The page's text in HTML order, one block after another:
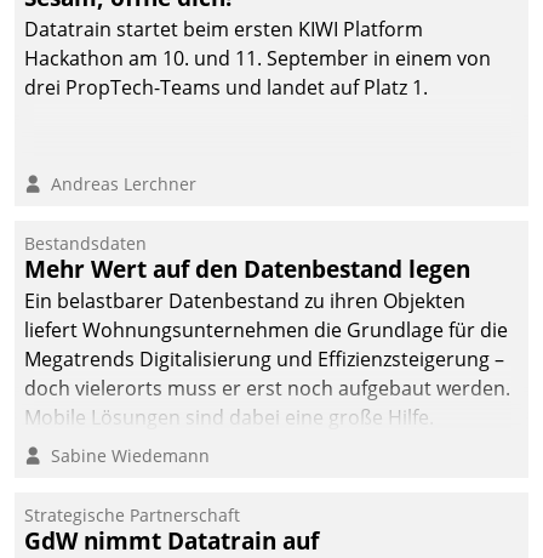
Datatrain startet beim ersten KIWI Platform
Hackathon am 10. und 11. September in einem von
drei PropTech-Teams und landet auf Platz 1.
Andreas Lerchner
Bestandsdaten
Mehr Wert auf den Datenbestand legen
Ein belastbarer Datenbestand zu ihren Objekten
liefert Wohnungsunternehmen die Grundlage für die
Megatrends Digitalisierung und Effizienzsteigerung –
doch vielerorts muss er erst noch aufgebaut werden.
Mobile Lösungen sind dabei eine große Hilfe.
Sabine Wiedemann
Strategische Partnerschaft
GdW nimmt Datatrain auf